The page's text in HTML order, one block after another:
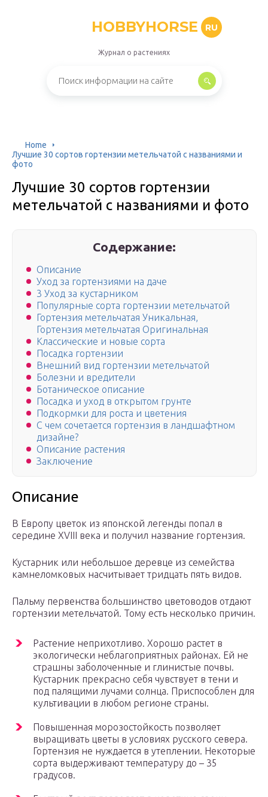
HOBBYHORSE RU
Журнал о растениях
Home
Лучшие 30 сортов гортензии метельчатой с названиями и
фото
Лучшие 30 сортов гортензии
метельчатой с названиями и фото
Содержание:
Описание
Уход за гортензиями на даче
3 Уход за кустарником
Популярные сорта гортензии метельчатой
Гортензия метельчатая Уникальная,
Гортензия метельчатая Оригинальная
Классические и новые сорта
Посадка гортензии
Внешний вид гортензии метельчатой
Болезни и вредители
Ботаническое описание
Посадка и уход в открытом грунте
Подкормки для роста и цветения
С чем сочетается гортензия в ландшафтном
дизайне?
Описание растения
Заключение
Описание
В Европу цветок из японской легенды попал в
середине XVIII века и получил название гортензия.
Кустарник или небольшое деревце из семейства
камнеломковых насчитывает тридцать пять видов.
Пальму первенства большинство цветоводов отдают
гортензии метельчатой. Тому есть несколько причин.
Растение неприхотливо. Хорошо растет в
экологически неблагоприятных районах. Ей не
страшны заболоченные и глинистые почвы.
Кустарник прекрасно себя чувствует в тени и
под палящими лучами солнца. Приспособлен для
культивации в любом регионе страны.
Повышенная морозостойкость позволяет
выращивать цветы в условиях русского севера.
Гортензия не нуждается в утеплении. Некоторые
сорта выдерживают температуру до – 35
градусов.